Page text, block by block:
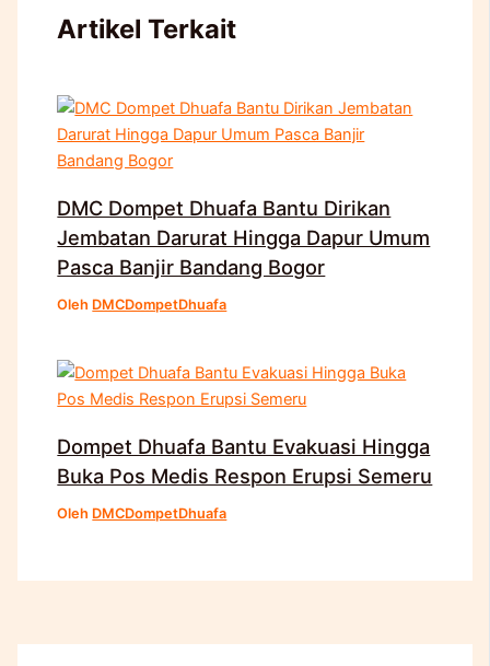
Artikel Terkait
DMC Dompet Dhuafa Bantu Dirikan
Jembatan Darurat Hingga Dapur Umum
Pasca Banjir Bandang Bogor
Oleh DMCDompetDhuafa
Dompet Dhuafa Bantu Evakuasi Hingga
Buka Pos Medis Respon Erupsi Semeru
Oleh DMCDompetDhuafa